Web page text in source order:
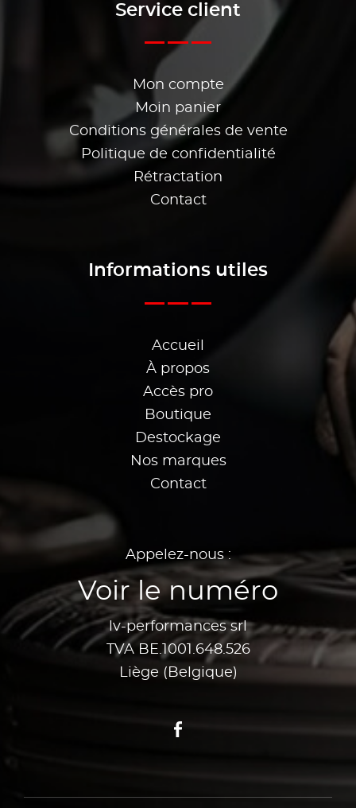
Service client
Mon compte
Moin panier
Conditions générales de vente
Politique de confidentialité
Rétractation
Contact
Informations utiles
Accueil
À propos
Accès pro
Boutique
Destockage
Nos marques
Contact
Appelez-nous :
Voir le numéro
lv-performances srl
TVA BE.1001.648.526
Liège (Belgique)